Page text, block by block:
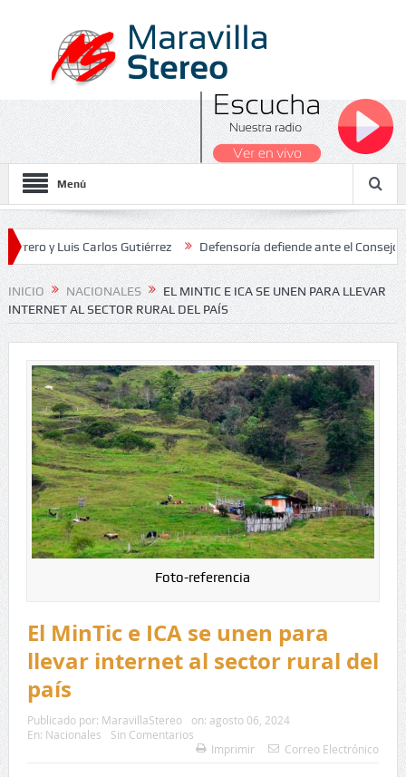
Menú
Carlos Gutiérrez Defensoría defiende ante el Consejo de
Nacionales 2026
INICIO NACIONALES
EL MINTIC E ICA SE UNEN PARA LLEVAR
INTERNET AL SECTOR RURAL DEL PAÍS
Foto-referencia
El MinTic e ICA se unen para
llevar internet al sector rural del
país
Publicado por: MaravillaStereo on: agosto 06, 2024
En: Nacionales
Sin Comentarios
Imprimir
Correo Electrónico